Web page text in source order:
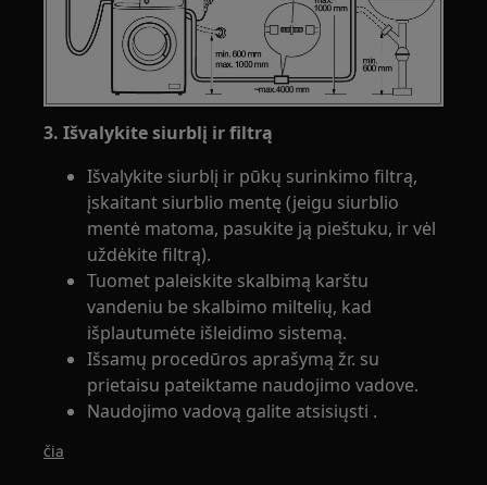
3. Išvalykite siurblį ir filtrą
Išvalykite siurblį ir pūkų surinkimo filtrą,
įskaitant siurblio mentę (jeigu siurblio
mentė matoma, pasukite ją pieštuku, ir vėl
uždėkite filtrą).
Tuomet paleiskite skalbimą karštu
vandeniu be skalbimo miltelių, kad
išplautumėte išleidimo sistemą.
Išsamų procedūros aprašymą žr. su
prietaisu pateiktame naudojimo vadove.
Naudojimo vadovą galite atsisiųsti .
čia